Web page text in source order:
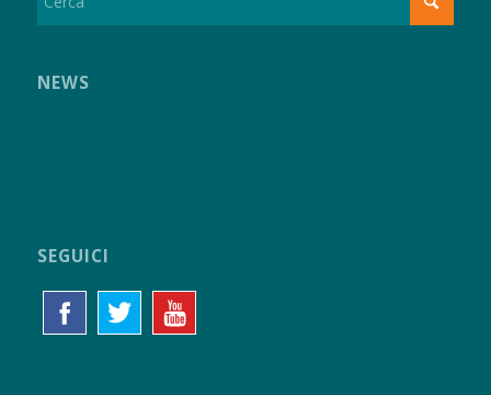
NEWS
SEGUICI